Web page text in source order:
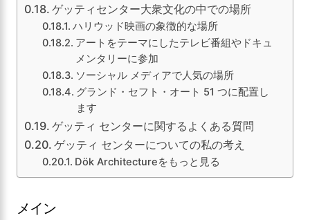
ゲッティセンター大衆文化の中での場所
ハリウッド映画の象徴的な場所
アートをテーマにしたテレビ番組やドキュ
メンタリーに参加
ソーシャル メディアで人気の場所
グランド・セフト・オート 51 つに配置し
ます
ゲッティ センターに関するよくある質問
ゲッティ センターについての私の考え
Dök Architectureをもっと見る
メイン